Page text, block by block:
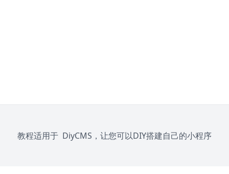
教程适用于 DiyCMS ，让您可以DIY搭建自己的小程序